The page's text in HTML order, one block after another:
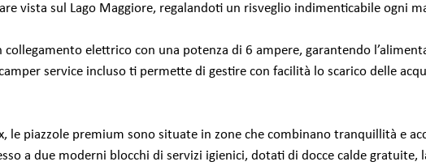
vista sul Lago Maggiore, regalandoti un risveglio indimenticabile ogni
elettrico con una potenza di 6 ampere, garantendo
service incluso ti permette di gestire con facilità lo scarico delle
le piazzole premium sono situate in zone che combinano tranquillità e
a due moderni blocchi di servizi igienici, dotati di docce calde gratuite,